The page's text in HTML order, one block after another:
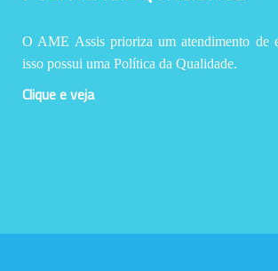
O AME Assis prioriza um atendimento de
isso possui uma Política da Qualidade.
Clique e veja